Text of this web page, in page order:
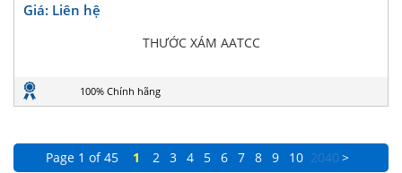
Giá: Liên hệ
THƯỚC XÁM AATCC
100% Chính hãng
Page 1 of 45 1 2 3 4 5 6 7 8 9 10 2040 >